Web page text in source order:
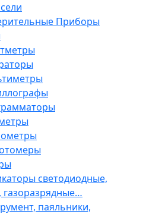
Приборы
светодиодные,
паяльники,